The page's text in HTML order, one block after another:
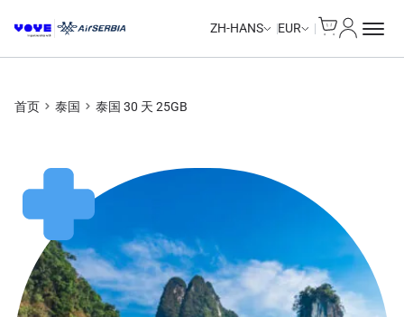
ZH-HANS EUR
首页 泰国 泰国 30 天 25GB